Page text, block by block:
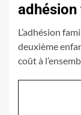
L’adhésion
deuxième
coût à